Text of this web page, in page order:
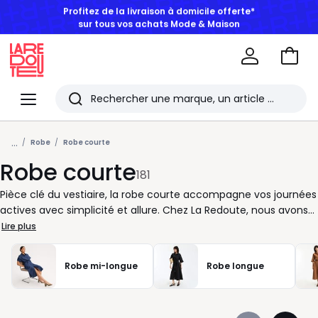
BONS PLANS | Jusqu'à -50% dès 2 articles*
Menu
Redoute
Rechercher
Les
derniers
articles
consultés
Aller
... Robe Robe courte
Robe courte181
Pièce clé du vestiaire, la robe courte accompagne vos journées
actives avec simplicité et allure. Chez La Redoute, nous avons
pensé une sélection qui facilite vos choix, que vous cherchiez
une tenue prête en quelques minutes ou une option plus
affirmée pour marquer le coup. Chaque robe est conçue pour
s’adapter à votre rythme, avec des coupes lisibles et des
finitions soignées. Vous appréciez les détails qui comptent : un
Lire plus
Robe mi-longue Robe longue